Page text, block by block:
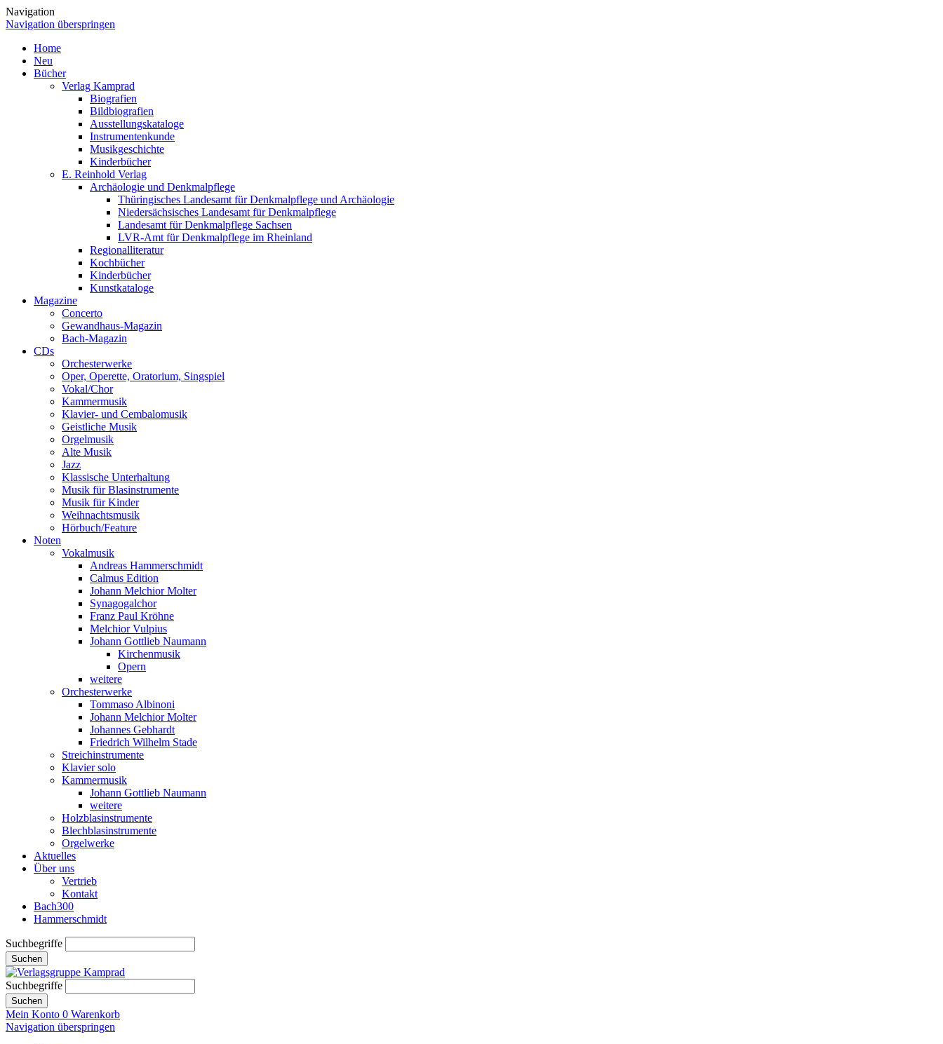
Navigation
Navigation überspringen
Home
Neu
Bücher
Verlag Kamprad
Biografien
Bildbiografien
Ausstellungskataloge
Instrumentenkunde
Musikgeschichte
Kinderbücher
E. Reinhold Verlag
Archäologie und Denkmalpflege
Thüringisches Landesamt für Denkmalpflege und Archäologie
Niedersächsisches Landesamt für Denkmalpflege
Landesamt für Denkmalpflege Sachsen
LVR-Amt für Denkmalpflege im Rheinland
Regionalliteratur
Kochbücher
Kinderbücher
Kunstkataloge
Magazine
Concerto
Gewandhaus-Magazin
Bach-Magazin
CDs
Orchesterwerke
Oper, Operette, Oratorium, Singspiel
Vokal/Chor
Kammermusik
Klavier- und Cembalomusik
Geistliche Musik
Orgelmusik
Alte Musik
Jazz
Klassische Unterhaltung
Musik für Blasinstrumente
Musik für Kinder
Weihnachtsmusik
Hörbuch/Feature
Noten
Vokalmusik
Andreas Hammerschmidt
Calmus Edition
Johann Melchior Molter
Synagogalchor
Franz Paul Kröhne
Melchior Vulpius
Johann Gottlieb Naumann
Kirchenmusik
Opern
weitere
Orchesterwerke
Tommaso Albinoni
Johann Melchior Molter
Johannes Gebhardt
Friedrich Wilhelm Stade
Streichinstrumente
Klavier solo
Kammermusik
Johann Gottlieb Naumann
weitere
Holzblasinstrumente
Blechblasinstrumente
Orgelwerke
Aktuelles
Über uns
Vertrieb
Kontakt
Bach300
Hammerschmidt
Suchbegriffe
Suchen
Suchbegriffe
Suchen
Mein Konto 0 Warenkorb
Navigation überspringen